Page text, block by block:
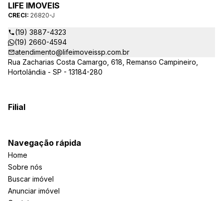
as suas dúvidas sobre casas, apartamentos, terrenos, salas
comerciais e outros produtos imobiliários.
LIFE IMOVEIS
CRECI: 26820-J
(19) 3887-4323
(19) 2660-4594
atendimento@lifeimoveissp.com.br
Rua Zacharias Costa Camargo, 618, Remanso Campineiro,
Hortolândia - SP - 13184-280
Filial
Navegação rápida
Home
Sobre nós
Buscar imóvel
Anunciar imóvel